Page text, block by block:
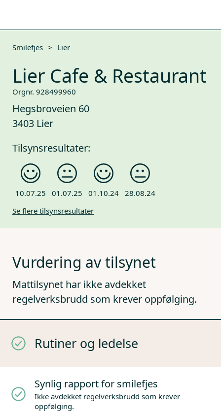
Smilefjes > Lier
Lier Cafe & Restaurant
Orgnr. 928499960
Hegsbroveien 60
3403 Lier
Tilsynsresultater:
10.07.25 01.07.25 01.10.24 28.08.24
Se flere tilsynsresultater
Vurdering av tilsynet
Mattilsynet har ikke avdekket
regelverksbrudd som krever oppfølging.
Rutiner og ledelse
Synlig rapport for smilefjes
Ikke avdekket regelverksbrudd som krever
oppfølging.